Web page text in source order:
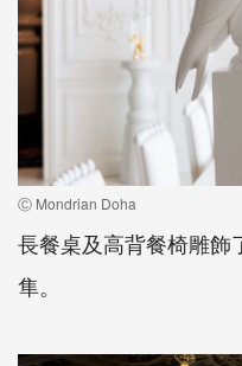
Ⓒ Mondrian Doha
長餐桌及高背餐椅雕飾
隼。